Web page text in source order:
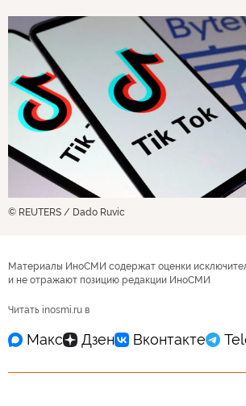
© REUTERS / Dado Ruvic
Материалы ИноСМИ содержат оценки
и не отражают позицию редакции ИноСМИ
Читать inosmi.ru в